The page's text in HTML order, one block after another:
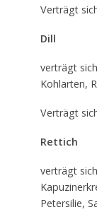
Verträgt
Dill
verträgt
Kohlarten,
Verträgt
Rettich
verträgt
Petersilie,